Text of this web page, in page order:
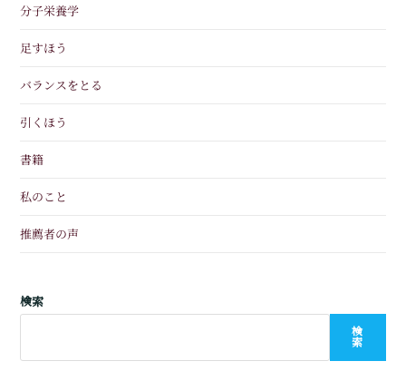
分子栄養学
足すほう
バランスをとる
引くほう
書籍
私のこと
推薦者の声
検索
検
索